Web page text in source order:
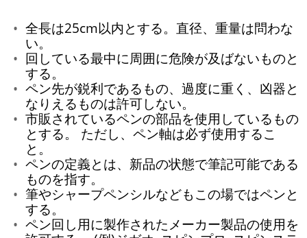
全長は25cm以内とする。直径、重量は問わな
い。
回している最中に周囲に危険が及ばないものと
する。
ペン先が鋭利であるもの、過度に重く、凶器と
なりえるものは許可しない。
市販されているペンの部品を使用しているもの
とする。 ただし、ペン軸は必ず使用するこ
と。
ペンの定義とは、新品の状態で筆記可能である
ものを指す。
筆やシャープペンシルなどもこの場ではペンと
する。
ペン回し用に製作されたメーカー製品の使用を